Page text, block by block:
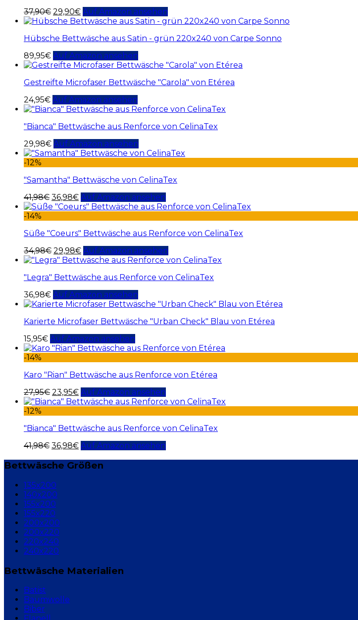
37,90€ 29,90€ Auf Amazon ansehen
Hübsche Bettwäsche aus Satin - grün 220x240 von Carpe Sonno
89,95€ Auf Amazon ansehen
Gestreifte Microfaser Bettwäsche "Carola" von Etérea
24,95€ Auf Amazon ansehen
"Bianca" Bettwäsche aus Renforce von CelinaTex
29,98€ Auf Amazon ansehen
-12%
"Samantha" Bettwäsche von CelinaTex
41,98€ 36,98€ Auf Amazon ansehen
-14%
Süße "Coeurs" Bettwäsche aus Renforce von CelinaTex
34,98€ 29,98€ Auf Amazon ansehen
"Legra" Bettwäsche aus Renforce von CelinaTex
36,98€ Auf Amazon ansehen
Karierte Microfaser Bettwäsche "Urban Check" Blau von Etérea
15,95€ Auf Amazon ansehen
-14%
Karo "Rian" Bettwäsche aus Renforce von Etérea
27,95€ 23,95€ Auf Amazon ansehen
-12%
"Bianca" Bettwäsche aus Renforce von CelinaTex
41,98€ 36,98€ Auf Amazon ansehen
Bettwäsche Größen
135x200
140x200
155x200
155x220
200x200
200x220
220x240
240x220
Bettwäsche Materialien
Batist
Baumwolle
Biber